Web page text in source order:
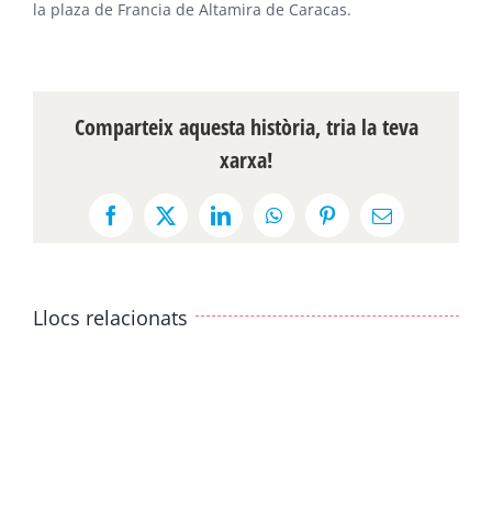
la plaza de Francia de Altamira de Caracas.
Comparteix aquesta història, tria la teva
xarxa!
Facebook
X LinkedInWhatsAppPinterestEmail:
Llocs relacionats